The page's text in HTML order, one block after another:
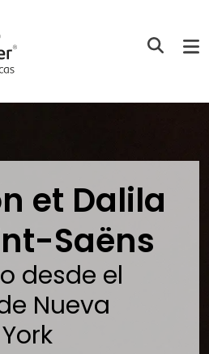
et Dalila
Saëns
desde el
Nueva
York